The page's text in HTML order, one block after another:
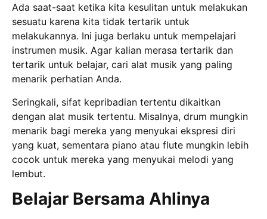
Ada saat-saat ketika kita kesulitan untuk melakukan
sesuatu karena kita tidak tertarik untuk
melakukannya. Ini juga berlaku untuk mempelajari
instrumen musik. Agar kalian merasa tertarik dan
tertarik untuk belajar, cari alat musik yang paling
menarik perhatian Anda.
Seringkali, sifat kepribadian tertentu dikaitkan
dengan alat musik tertentu. Misalnya, drum mungkin
menarik bagi mereka yang menyukai ekspresi diri
yang kuat, sementara piano atau flute mungkin lebih
cocok untuk mereka yang menyukai melodi yang
lembut.
Belajar Bersama Ahlinya